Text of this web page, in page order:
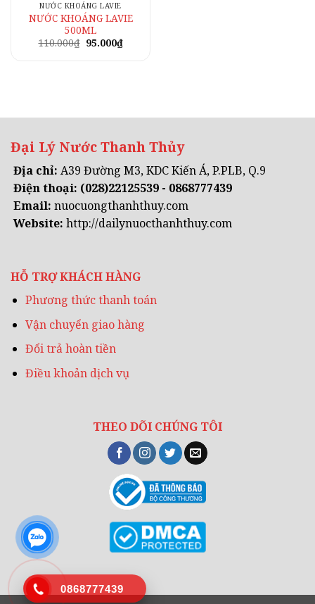
NƯỚC KHOÁNG LAVIE
NƯỚC KHOÁNG LAVIE
500ML
110.000₫ Giá
gốc
95.000₫Giá
hiện
Đại Lý Nước Thanh Thủy
Địa chỉ: A39 Đường M3, KDC Kiến Á, P.PLB, Q.9
Điện thoại: (028)22125539 - 0868777439
Email: nuocuongthanhthuy.com
Website: http://dailynuocthanhthuy.com
HỖ TRỢ KHÁCH HÀNG
Phương thức thanh toán
Vận chuyển giao hàng
Đổi trả hoàn tiền
Điều khoản dịch vụ
THEO DÕI CHÚNG TÔI
0868777439